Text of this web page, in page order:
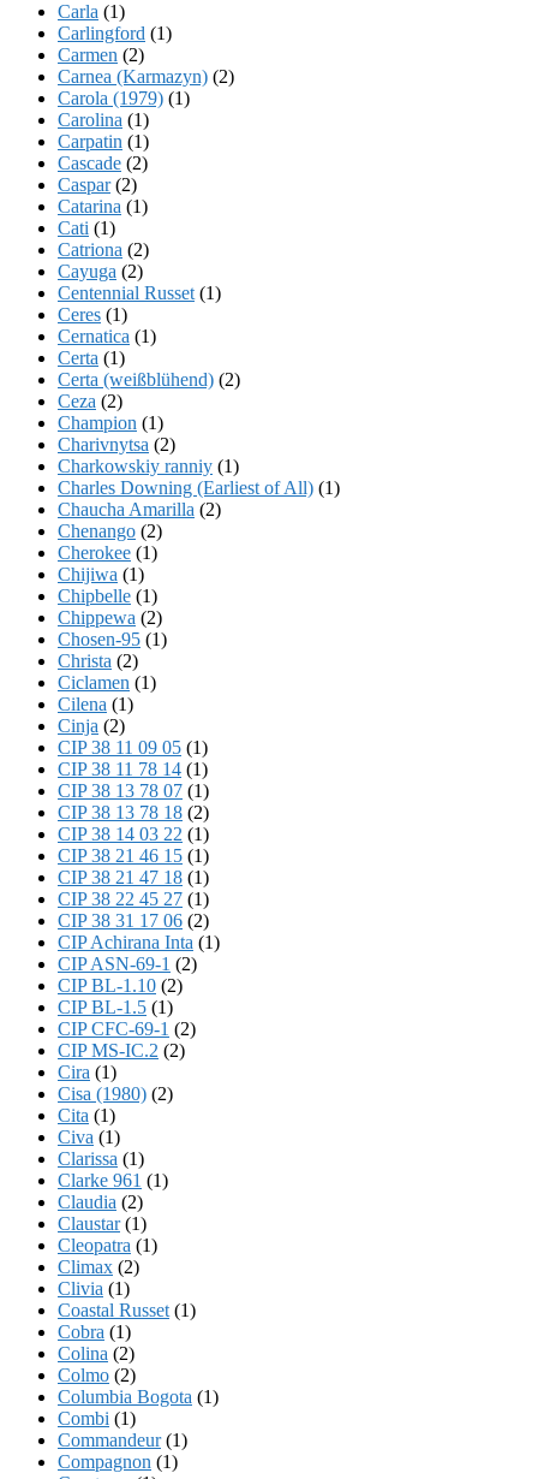
Carla (1)
Carlingford (1)
Carmen (2)
Carnea (Karmazyn) (2)
Carola (1979) (1)
Carolina (1)
Carpatin (1)
Cascade (2)
Caspar(2)
Catarina (1)
Cati (1)
Catriona (2)
Cayuga (2)
Centennial Russet (1)
Ceres (1)
Cernatica (1)
Certa (1)
Certa (weißblühend) (2)
Ceza (2)
Champion (1)
Charivnytsa (2)
Charkowskiy ranniy (1)
Charles Downing (Earliest of All) (1)
Chaucha Amarilla (2)
Chenango (2)
Cherokee (1)
Chijiwa (1)
Chipbelle (1)
Chippewa (2)
Chosen-95 (1)
Christa (2)
Ciclamen (1)
Cilena (1)
Cinja (2)
CIP 38 11 09 05 (1)
CIP 38 11 78 14 (1)
CIP 38 13 78 07 (1)
CIP 38 13 78 18 (2)
CIP 38 14 03 22 (1)
CIP 38 21 46 15 (1)
CIP 38 21 47 18 (1)
CIP 38 22 45 27 (1)
CIP 38 31 17 06 (2)
CIP Achirana Inta (1)
CIP ASN-69-1 (2)
CIP BL-1.10 (2)
CIP BL-1.5 (1)
CIP CFC-69-1 (2)
CIP MS-IC.2 (2)
Cira (1)
Cisa (1980) (2)
Cita (1)
Civa (1)
Clarissa (1)
Clarke 961 (1)
Claudia (2)
Claustar(1)
Cleopatra (1)
Climax (2)
Clivia (1)
Coastal Russet (1)
Cobra (1)
Colina (2)
Colmo (2)
Columbia Bogota (1)
Combi (1)
Commandeur(1)
Compagnon (1)